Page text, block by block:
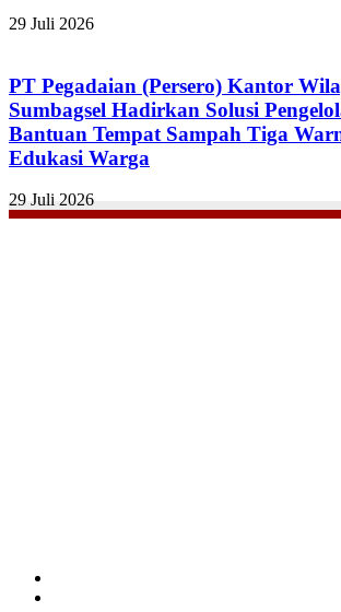
29 Juli 2026
PT Pegadaian (Persero) Kantor
Sumbagsel Hadirkan Solusi
Bantuan Tempat Sampah Tiga
Edukasi Warga
29 Juli 2026